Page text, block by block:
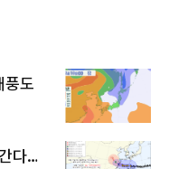
풍도
다…